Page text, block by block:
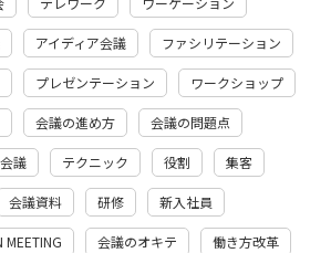
アイディア会議 ファシリテーション
プレゼンテーション ワークショップ
会議の進め方 会議の問題点
議 テクニック 役割 集客
会議資料 研修 新入社員
MEETING 会議のオキテ 働き方改革